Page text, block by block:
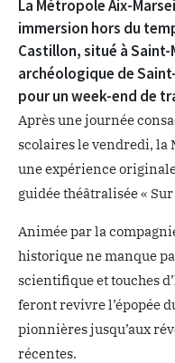
La Métropole Aix-
immersion hors du
Castillon, situé à
archéologique de
pour un week-end de
Après une journée
scolaires le vendredi, la
une expérience
guidée théâtralisée «
Animée par la
historique ne manque
scientifique et touches
feront revivre l’épopée
pionnières jusqu’aux
récentes.